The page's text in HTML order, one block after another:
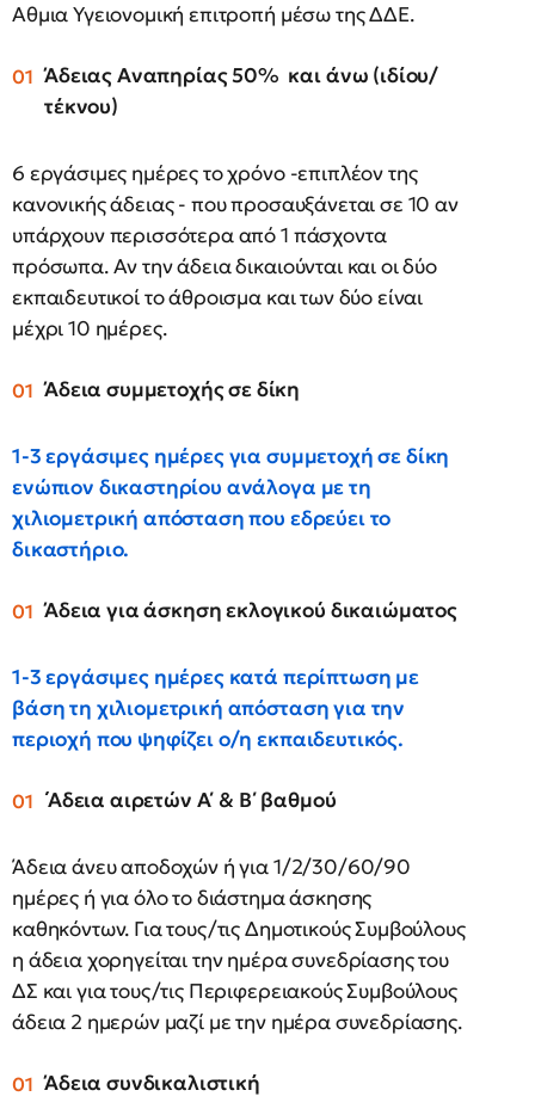
Αθμια Υγειονομική επιτροπή μέσω της ΔΔΕ.
Άδειας Αναπηρίας 50% και άνω (ιδίου/
τέκνου)
6 εργάσιμες ημέρες το χρόνο -επιπλέον της
κανονικής άδειας - που προσαυξάνεται σε 10 αν
υπάρχουν περισσότερα από 1 πάσχοντα
πρόσωπα. Αν την άδεια δικαιούνται και οι δύο
εκπαιδευτικοί το άθροισμα και των δύο είναι
μέχρι 10 ημέρες.
Άδεια συμμετοχής σε δίκη
1-3 εργάσιμες ημέρες για συμμετοχή σε δίκη
ενώπιον δικαστηρίου ανάλογα με τη
χιλιομετρική απόσταση που εδρεύει το
δικαστήριο.
Άδεια για άσκηση εκλογικού δικαιώματος
1-3 εργάσιμες ημέρες κατά περίπτωση με
βάση τη χιλιομετρική απόσταση για την
περιοχή που ψηφίζει ο/η εκπαιδευτικός.
΄Αδεια αιρετών Α΄ & Β΄ βαθμού
Άδεια άνευ αποδοχών ή για 1/2/30/60/90
ημέρες ή για όλο το διάστημα άσκησης
καθηκόντων. Για τους/τις Δημοτικούς Συμβούλους
η άδεια χορηγείται την ημέρα συνεδρίασης του
ΔΣ και για τους/τις Περιφερειακούς Συμβούλους
άδεια 2 ημερών μαζί με την ημέρα συνεδρίασης.
Άδεια συνδικαλιστική